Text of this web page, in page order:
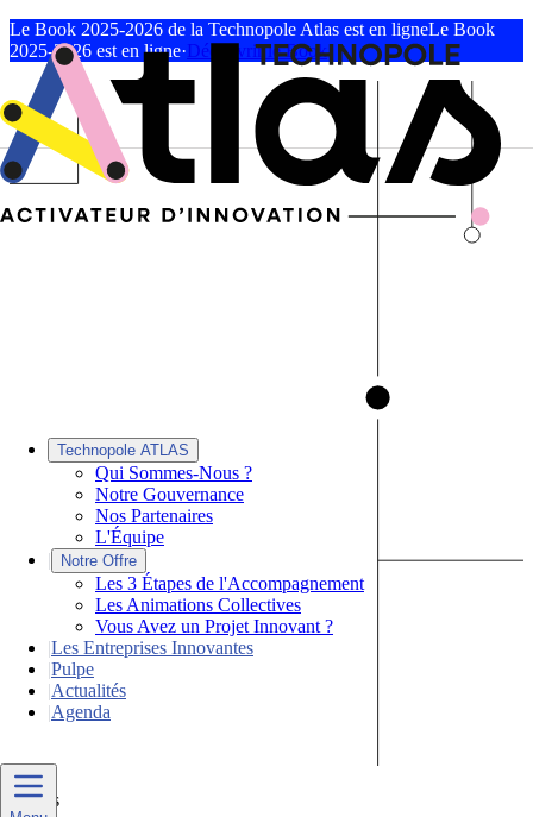
Le Book 2025-2026 de la Technopole Atlas est en ligneLe Book
2025-2026 est en ligne·Découvrir le Book
Technopole ATLAS
Qui Sommes-Nous ?
Notre Gouvernance
Nos Partenaires
L'Équipe
|
Notre Offre
Les 3 Étapes de l'Accompagnement
Les Animations Collectives
Vous Avez un Projet Innovant ?
|Les Entreprises Innovantes
|Pulpe
|Actualités
|Agenda
Divers